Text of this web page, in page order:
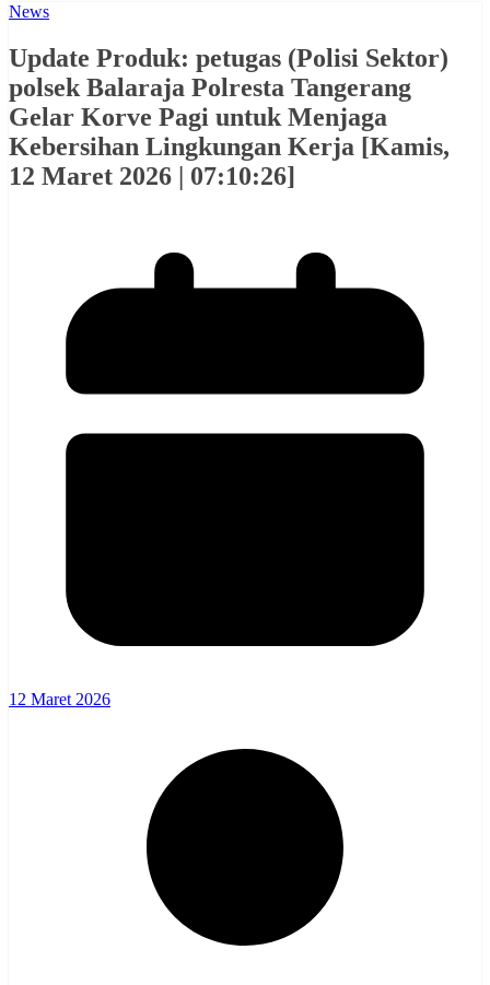
News
Update Produk: petugas (Polisi Sektor)
polsek Balaraja Polresta Tangerang
Gelar Korve Pagi untuk Menjaga
Kebersihan Lingkungan Kerja [Kamis,
12 Maret 2026 | 07:10:26]
12 Maret 2026